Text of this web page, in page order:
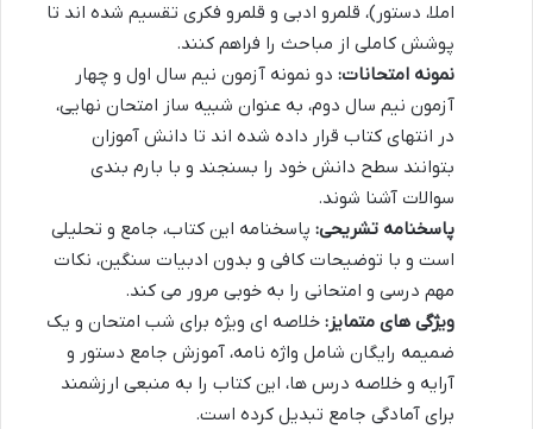
املا، دستور)، قلمرو ادبی و قلمرو فکری تقسیم شده اند تا
پوشش کاملی از مباحث را فراهم کنند.
نمونه امتحانات: دو نمونه آزمون نیم سال اول و چهار
آزمون نیم سال دوم، به عنوان شبیه ساز امتحان نهایی،
در انتهای کتاب قرار داده شده اند تا دانش آموزان
بتوانند سطح دانش خود را بسنجند و با بارم بندی
سوالات آشنا شوند.
پاسخنامه تشریحی: پاسخنامه این کتاب، جامع و تحلیلی
است و با توضیحات کافی و بدون ادبیات سنگین، نکات
مهم درسی و امتحانی را به خوبی مرور می کند.
ویژگی های متمایز: خلاصه ای ویژه برای شب امتحان و یک
ضمیمه رایگان شامل واژه نامه، آموزش جامع دستور و
آرایه و خلاصه درس ها، این کتاب را به منبعی ارزشمند
برای آمادگی جامع تبدیل کرده است.